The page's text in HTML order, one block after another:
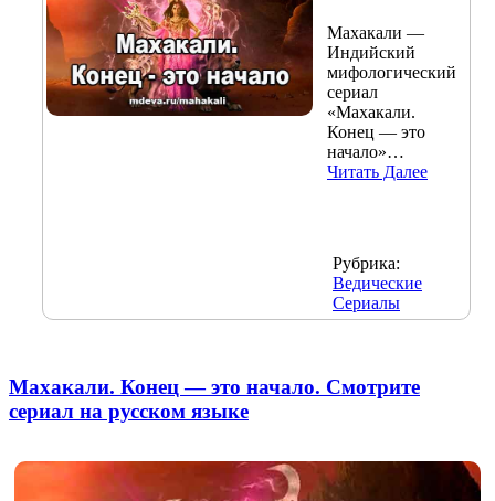
Махакали —
Индийский
мифологический
сериал
«Махакали.
Конец — это
начало»…
Читать Далее
Рубрика:
Ведические
Сериалы
Махакали. Конец — это начало. Смотрите
сериал на русском языке